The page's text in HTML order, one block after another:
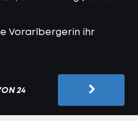
Vorarlbergerin ihr
24